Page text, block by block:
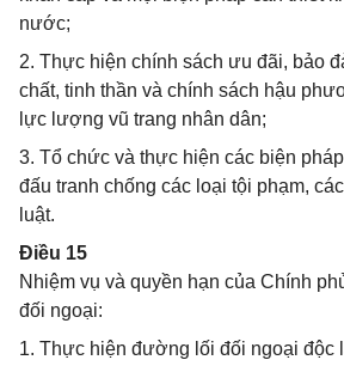
nước;
2. Thực hiện chính sách ưu đãi, bảo
chất, tinh thần và chính sách hậu
lực lượng vũ trang nhân dân;
3. Tổ chức và thực hiện các biện
đấu tranh chống các loại tội phạm,
luật.
Điều 15
Nhiệm vụ và quyền hạn của Chính
đối ngoại:
1. Thực hiện đường lối đối ngoại độc